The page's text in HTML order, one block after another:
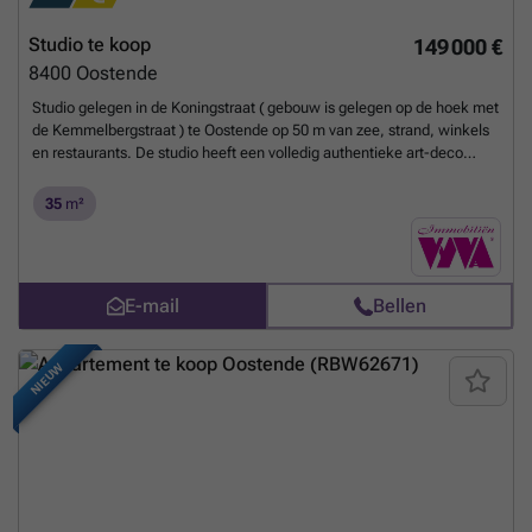
149 000 €
Studio te koop
8400 Oostende
Studio gelegen in de Koningstraat ( gebouw is gelegen op de hoek met
de Kemmelbergstraat ) te Oostende op 50 m van zee, strand, winkels
en restaurants. De studio heeft een volledig authentieke art-deco
slaaphoek met massief parket vloer, inger keuken met balkon,
badkamer met ligbad(douche), lavabo en toilet, kelder. De studio is in
perfecte staat en onmiddellijk vrij . Voor een bezoek tel. ###Meer
35 m²
E-mail Bellen
NIEUW